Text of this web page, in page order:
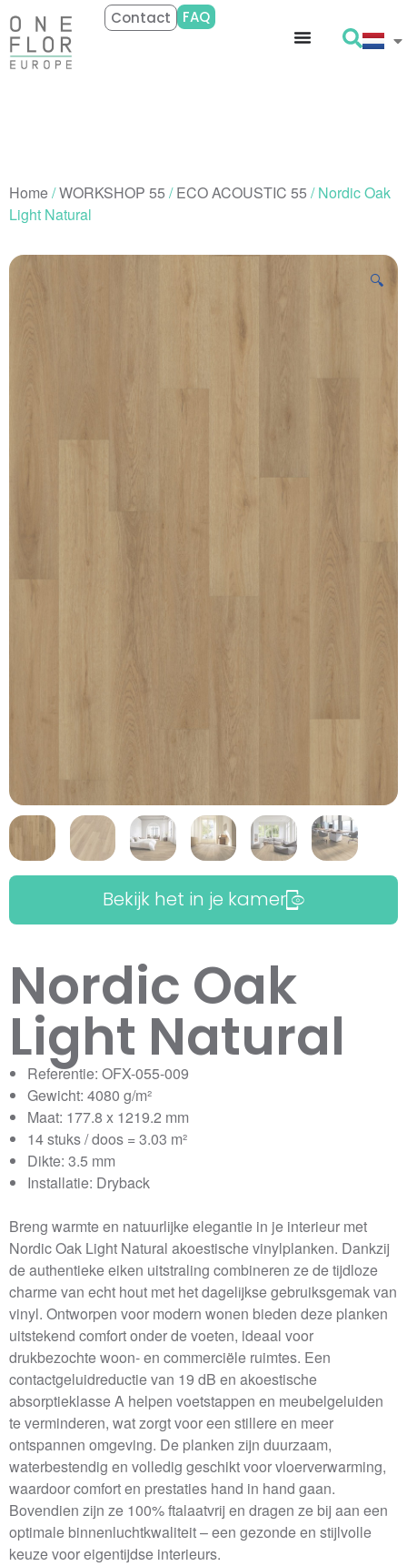
Contact FAQ
Home/WORKSHOP 55 /ECO ACOUSTIC 55 / Nordic Oak
Light Natural
🔍
Bekijk het in je kamer
Nordic Oak
Light Natural
Referentie: OFX-055-009
Gewicht: 4080 g/m²
Maat: 177.8 x 1219.2 mm
14 stuks / doos = 3.03 m²
Dikte: 3.5 mm
Installatie: Dryback
Breng warmte en natuurlijke elegantie in je interieur met
Nordic Oak Light Natural akoestische vinylplanken. Dankzij
de authentieke eiken uitstraling combineren ze de tijdloze
charme van echt hout met het dagelijkse gebruiksgemak van
vinyl. Ontworpen voor modern wonen bieden deze planken
uitstekend comfort onder de voeten, ideaal voor
drukbezochte woon- en commerciële ruimtes. Een
contactgeluidreductie van 19 dB en akoestische
absorptieklasse A helpen voetstappen en meubelgeluiden
te verminderen, wat zorgt voor een stillere en meer
ontspannen omgeving. De planken zijn duurzaam,
waterbestendig en volledig geschikt voor vloerverwarming,
waardoor comfort en prestaties hand in hand gaan.
Bovendien zijn ze 100% ftalaatvrij en dragen ze bij aan een
optimale binnenluchtkwaliteit – een gezonde en stijlvolle
keuze voor eigentijdse interieurs.